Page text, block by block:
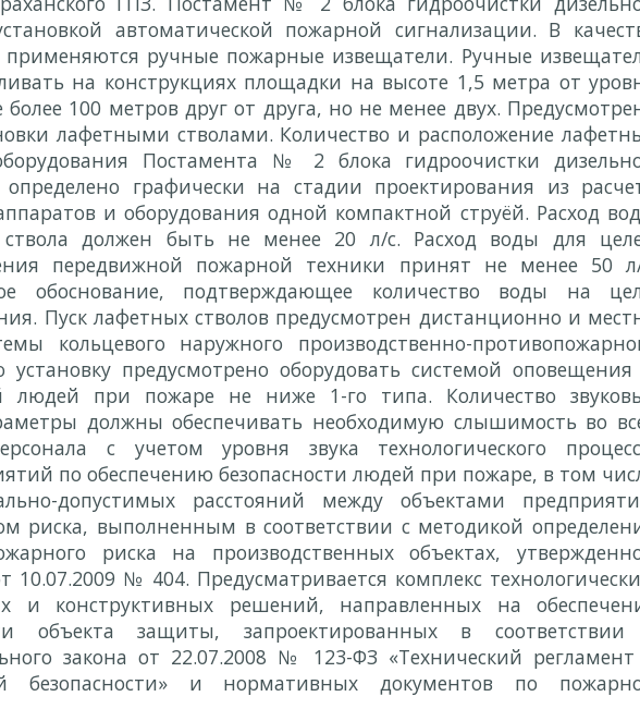
автоматической пожарной сигнализации. В
ручные пожарные извещатели. Ручные
на конструкциях площадки на высоте 1,5 метра от
100 метров друг от друга, но не менее двух.
лафетными стволами. Количество и расположение
Постамента № 2 блока гидроочистки
графически на стадии проектирования из
и оборудования одной компактной струёй. Расход
ствола должен быть не менее 20 л/с. Расход воды для
передвижной пожарной техники принят не менее 50
обоснование, подтверждающее количество воды на
Пуск лафетных стволов предусмотрен дистанционно и
кольцевого наружного производственно­-
предусмотрено оборудовать системой
людей при пожаре не ниже 1-го типа. Количество
должны обеспечивать необходимую слышимость во
с учетом уровня звука технологического
по обеспечению безопасности людей при пожаре, в том
допустимых расстояний между объектами
риска, выполненным в соответствии с методикой
риска на производственных объектах,
№ 404. Предусматривается комплекс
и конструктивных решений, направленных на
объекта защиты, запроектированных в
закона от 22.07.2008 № 123-ФЗ «Технический
безопасности» и нормативных документов по